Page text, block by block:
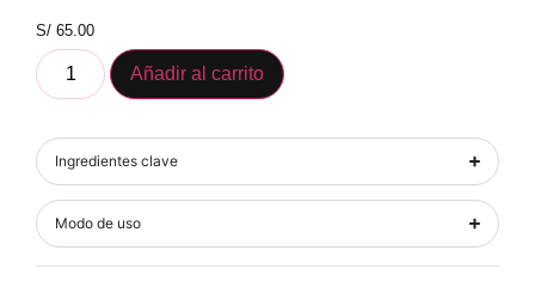
S/ 65.00
Añadir al carrito
Ingredientes clave
Modo de uso